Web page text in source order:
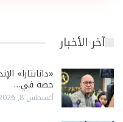
آخر الأخبار
«دانانتارا»
حصة في…
أغسطس 8, 2026